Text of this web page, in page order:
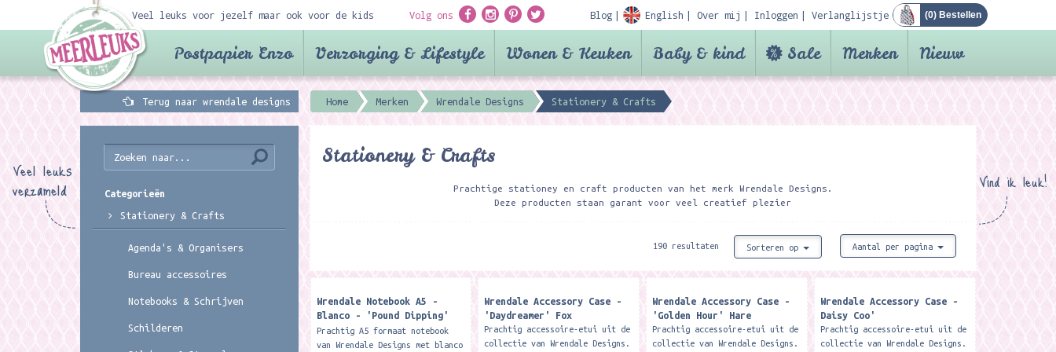
Veel leuks voor jezelf maar ook voor de kids Volg ons Blog English Over mij Inloggen Verlanglijstje (0) Bestellen
Postpapier Enzo Verzorging & Lifestyle Wonen & Keuken Baby & kind Sale Merken Nieuw
Terug naar wrendale designs Home Merken Wrendale Designs Stationery & Crafts
Vind ik leuk!
Stationery & Crafts
Prachtige stationey en craft producten van het merk Wrendale Designs.
Deze producten staan garant voor veel creatief plezier
190 resultaten Sorteren op Aantal per pagina
Wrendale Notebook A5 -
Blanco - 'Pound Dipping'
Kingfisher Blank Notebook
Prachtig A5 formaat notebook
van Wrendale Designs met blanco
Wrendale Accessory Case -
'Daydreamer' Fox
Prachtig accessoire-etui uit de
collectie van Wrendale Designs.
Wrendale Accessory Case -
'Golden Hour' Hare
Prachtig accessoire-etui uit de
collectie van Wrendale Designs.
Wrendale Accessory Case -
Daisy Coo'
Prachtig accessoire-etui uit de
collectie van Wrendale Designs.
Veel leuks
verzameld
Categorieën
Stationery & Crafts
Agenda's & Organisers
Bureau accessoires
Notebooks & Schrijven
Schilderen